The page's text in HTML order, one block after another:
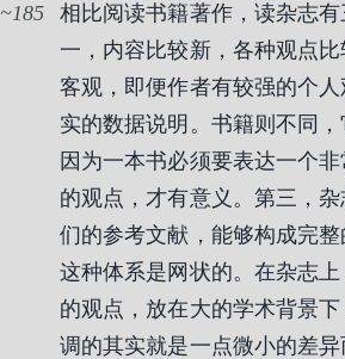
185
相比阅读书籍著作，读杂志
一，内容比较新，各种观点
客观，即便作者有较强的个
实的数据说明。书籍则不同，
因为一本书必须要表达一个
的观点，才有意义。第三，
们的参考文献，能够构成完
这种体系是网状的。在杂志
的观点，放在大的学术背景
调的其实就是一点微小的差